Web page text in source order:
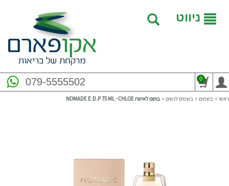
ניווט
079-5555502 0
ראשי > בשמים > בשמים לנשים > בושם לאישה NOMADE E.D.P 75 ML - CHLOE